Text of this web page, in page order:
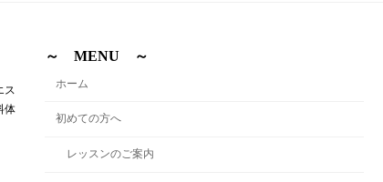
ス
体
～ MENU ～
ホーム
初めての方へ
レッスンのご案内